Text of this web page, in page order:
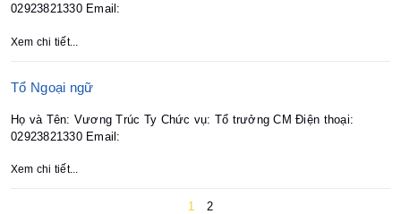
02923821330 Email:
Xem chi tiết...
Tổ Ngoại ngữ
Họ và Tên: Vương Trúc Ty Chức vụ: Tổ trưởng CM Điện thoại:
02923821330 Email:
Xem chi tiết...
1 2